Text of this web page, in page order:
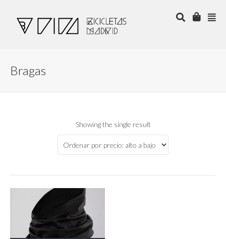
Bragas
Showing the single result